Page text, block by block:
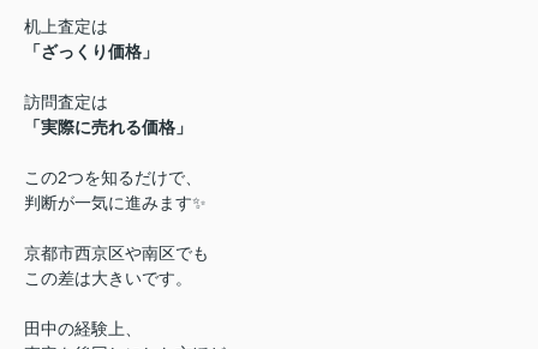
机上査定は
「ざっくり価格」
訪問査定は
「実際に売れる価格」
この2つを知るだけで、
判断が一気に進みます✨
京都市西京区や南区でも
この差は大きいです。
田中の経験上、